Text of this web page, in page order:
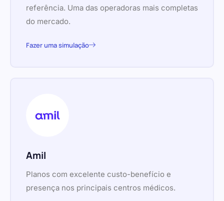
referência. Uma das operadoras mais completas
do mercado.
Fazer uma simulação
Amil
Planos com excelente custo-benefício e
presença nos principais centros médicos.